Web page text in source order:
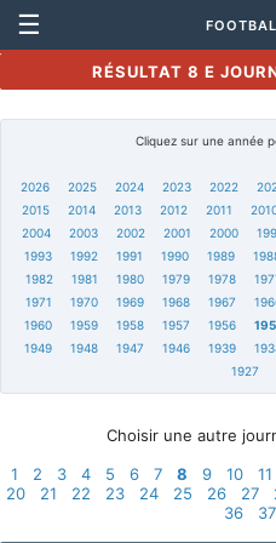
☰
RÉSULTAT 8 E
Cliquez sur une année
2026 2025 2024 2023 2022
2015
2014 2013 2012 2011
2004
2003 2002 2001 2000
1993
1992 1991 1990 1989
1982
1981 1980 1979 1978
1971
1970 1969 1968 1967
1960
1959 1958 1957 1956
1949
1948 1947 1946 1939
1927
Choisir une autre
1
2 3 4 5 6 7 8 9 10 11
20
21 22 23 24 25 26 27
36
37